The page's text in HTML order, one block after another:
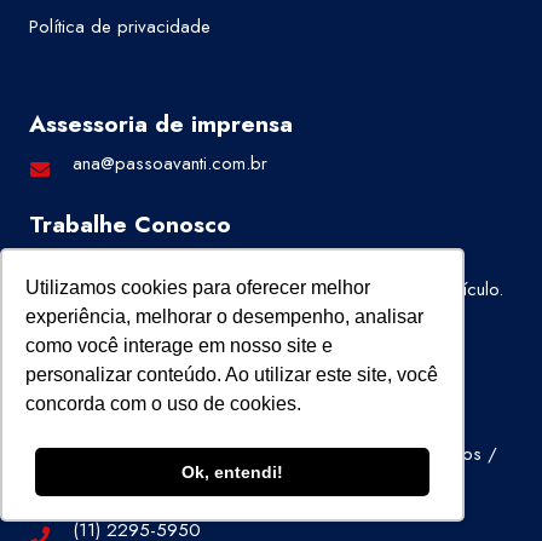
Utilizamos cookies para oferecer melhor
experiência, melhorar o desempenho, analisar
como você interage em nosso site e
personalizar conteúdo. Ao utilizar este site, você
concorda com o uso de cookies.
Ok, entendi!
Política de privacidade
Assessoria de imprensa
ana@passoavanti.com.br
Trabalhe Conosco
Clique aqui,preencha o formulário e envie o seu currículo.
Fale Conosco
Parque Residencial Aquarius, São José dos Campos /
SP – 12246-870
(11) 2295-5950